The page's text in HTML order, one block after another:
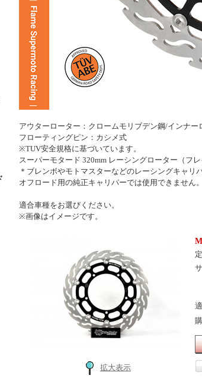
アウターローター：クロームモリブデン鋼/インナー
フローティングピン：カシメ式
※TUV安全規格に基づいています。
スーパーモタード 320mm レーシングローター（フ
＊ブレンボやモトマスターなどのレーシングキャリ
オフロード用の純正キャリパーでは使用できません。
適合車種をお選びください。
※画像はイメージです。
拡大表示